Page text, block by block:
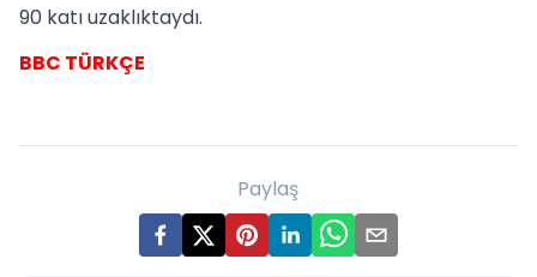
90 katı uzaklıktaydı.
BBC TÜRKÇE
Paylaş